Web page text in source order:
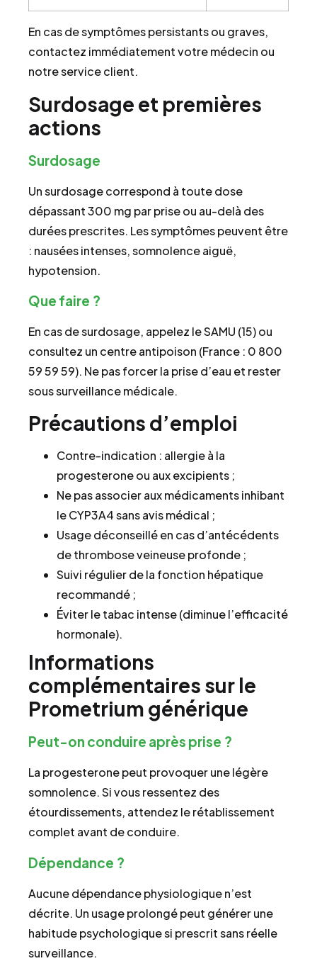
En cas de symptômes persistants ou graves,
contactez immédiatement votre médecin ou
notre service client.
Surdosage et premières
actions
Surdosage
Un surdosage correspond à toute dose
dépassant 300 mg par prise ou au-delà des
durées prescrites. Les symptômes peuvent être
: nausées intenses, somnolence aiguë,
hypotension.
Que faire ?
En cas de surdosage, appelez le SAMU (15) ou
consultez un centre antipoison (France : 0 800
59 59 59). Ne pas forcer la prise d’eau et rester
sous surveillance médicale.
Précautions d’emploi
Contre-indication : allergie à la
progesterone ou aux excipients ;
Ne pas associer aux médicaments inhibant
le CYP3A4 sans avis médical ;
Usage déconseillé en cas d’antécédents
de thrombose veineuse profonde ;
Suivi régulier de la fonction hépatique
recommandé ;
Éviter le tabac intense (diminue l’efficacité
hormonale).
Informations
complémentaires sur le
Prometrium générique
Peut-on conduire après prise ?
La progesterone peut provoquer une légère
somnolence. Si vous ressentez des
étourdissements, attendez le rétablissement
complet avant de conduire.
Dépendance ?
Aucune dépendance physiologique n’est
décrite. Un usage prolongé peut générer une
habitude psychologique si prescrit sans réelle
surveillance.